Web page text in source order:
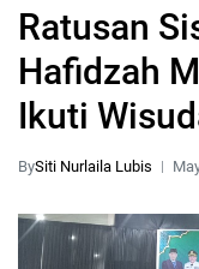
Ratusan
Hafidzah
Ikuti
BySiti Nurlaila Lubis